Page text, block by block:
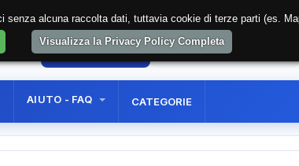
AREA RISERVATA REGISTRAZIONE UTENTE
AIUTO - FAQ CATEGORIE
alcuna raccolta dati, tuttavia cookie di terze parti (es.
Visualizza la Privacy Policy Completa